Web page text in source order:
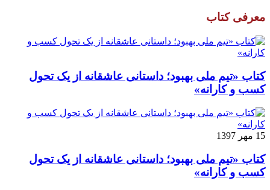
معرفی کتاب
کتاب «تیم ملی بهبود؛ داستانی عاشقانه از یک تحول
کسب و کارانه»
15 مهر 1397
کتاب «تیم ملی بهبود؛ داستانی عاشقانه از یک تحول
کسب و کارانه»